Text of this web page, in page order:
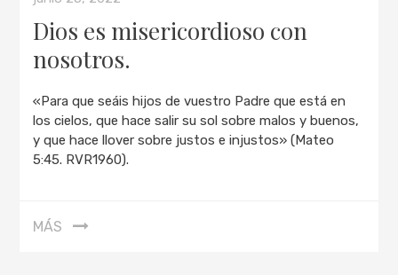
Dios es misericordioso con
nosotros.
«Para que seáis hijos de vuestro Padre que está en
los cielos, que hace salir su sol sobre malos y buenos,
y que hace llover sobre justos e injustos» (Mateo
5:45. RVR1960).
MÁS